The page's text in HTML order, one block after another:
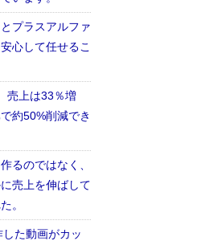
プラスアルファ
心して任せるこ
売上は33％増
約50%削減でき
るのではなく、
売上を伸ばして
。
た動画がカッ